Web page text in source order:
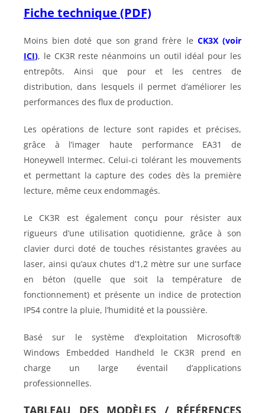
Fiche technique (PDF)
Moins bien doté que son grand frère le CK3X(voir
ICI), le CK3R reste néanmoins un outil idéal pour les
entrepôts. Ainsi que pour et les centres de
distribution, dans lesquels il permet d’améliorer les
performances des flux de production.
Les opérations de lecture sont rapides et précises,
grâce à l’imager haute performance EA31 de
Honeywell Intermec. Celui-ci tolérant les mouvements
et permettant la capture des codes dès la première
lecture, même ceux endommagés.
Le CK3R est également conçu pour résister aux
rigueurs d’une utilisation quotidienne, grâce à son
clavier durci doté de touches résistantes gravées au
laser, ainsi qu’aux chutes d’1,2 mètre sur une surface
en béton (quelle que soit la température de
fonctionnement) et présente un indice de protection
IP54 contre la pluie, l’humidité et la poussière.
Basé sur le système d’exploitation Microsoft®
Windows Embedded Handheld le CK3R prend en
charge un large éventail d’applications
professionnelles.
TABLEAU DES MODÈLES / RÉFÉRENCES